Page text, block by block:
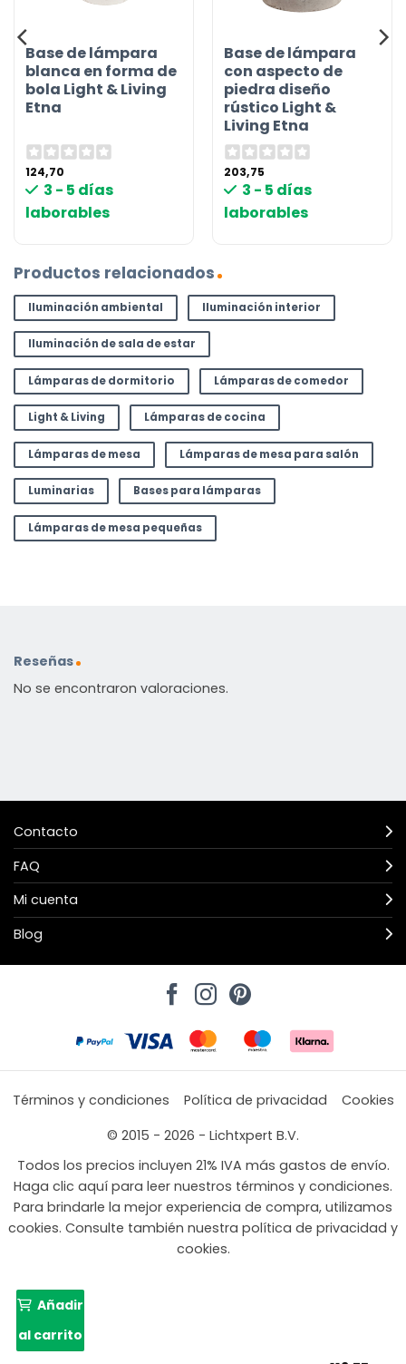
Base de lámpara
blanca en forma de
bola Light & Living
Etna
124,70
3 - 5 días
laborables
Base de lámpara
con aspecto de
piedra diseño
rústico Light &
Living Etna
203,75
3 - 5 días
laborables
Productos relacionados
Iluminación ambiental Iluminación interior
Iluminación de sala de estar
Lámparas de dormitorio Lámparas de comedor
Light & Living Lámparas de cocina
Lámparas de mesa Lámparas de mesa para salón
Luminarias Bases para lámparas
Lámparas de mesa pequeñas
Reseñas
No se encontraron valoraciones.
Contacto
FAQ
Mi cuenta
Blog
Términos y condiciones Política de privacidad
Cookies
© 2015 - 2026 - Lichtxpert B.V.
Todos los precios incluyen 21% IVA más gastos de envío.
Haga clic aquí para leer nuestros términos y condiciones.
Para brindarle la mejor experiencia de compra, utilizamos
cookies. Consulte también nuestra política de privacidad y
cookies.
Añadir
al carrito